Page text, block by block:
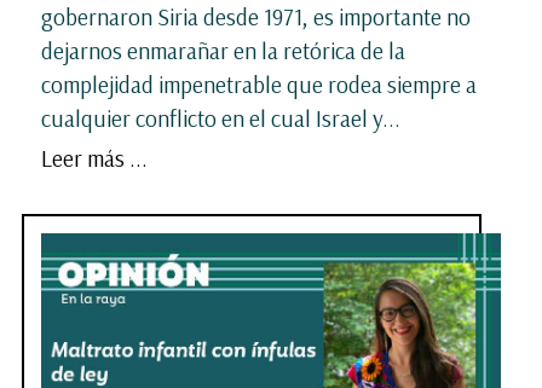
gobernaron Siria desde 1971, es importante no
dejarnos enmarañar en la retórica de la
complejidad impenetrable que rodea siempre a
cualquier conflicto en el cual Israel y...
Leer más ...